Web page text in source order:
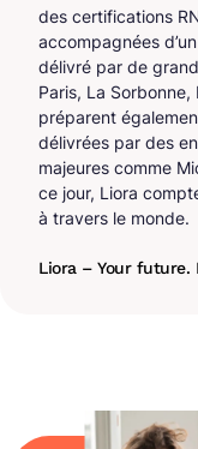
des certifications
accompagnées
délivré par de
Paris, La Sorbonne,
préparent
délivrées par des
majeures comme
ce jour, Liora
à travers le monde.
Liora – Your future.